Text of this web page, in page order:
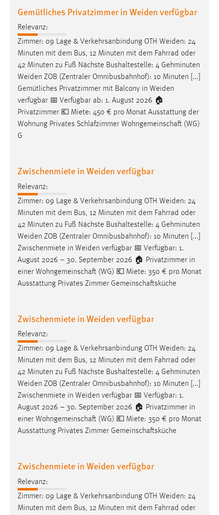
Gemütliches Privatzimmer in Weiden verfügbar
Relevanz:
Zimmer: 09 Lage & Verkehrsanbindung OTH Weiden: 24
Minuten mit dem Bus, 12 Minuten mit dem Fahrrad oder
42 Minuten zu Fuß Nächste Bushaltestelle: 4 Gehminuten
Weiden ZOB (Zentraler Omnibusbahnhof): 10 Minuten [...]
Gemütliches Privatzimmer mit Balcony in Weiden
verfügbar 📅 Verfügbar ab: 1. August 2026 🏠
Privatzimmer 💶 Miete: 450 € pro Monat Ausstattung der
Wohnung Privates Schlafzimmer Wohngemeinschaft (WG)
G
Zwischenmiete in Weiden verfügbar
Relevanz:
Zimmer: 09 Lage & Verkehrsanbindung OTH Weiden: 24
Minuten mit dem Bus, 12 Minuten mit dem Fahrrad oder
42 Minuten zu Fuß Nächste Bushaltestelle: 4 Gehminuten
Weiden ZOB (Zentraler Omnibusbahnhof): 10 Minuten [...]
Zwischenmiete in Weiden verfügbar 📅 Verfügbar: 1.
August 2026 – 30. September 2026 🏠 Privatzimmer in
einer Wohngemeinschaft (WG) 💶 Miete: 350 € pro Monat
Ausstattung Privates Zimmer Gemeinschaftsküche
Zwischenmiete in Weiden verfügbar
Relevanz:
Zimmer: 09 Lage & Verkehrsanbindung OTH Weiden: 24
Minuten mit dem Bus, 12 Minuten mit dem Fahrrad oder
42 Minuten zu Fuß Nächste Bushaltestelle: 4 Gehminuten
Weiden ZOB (Zentraler Omnibusbahnhof): 10 Minuten [...]
Zwischenmiete in Weiden verfügbar 📅 Verfügbar: 1.
August 2026 – 30. September 2026 🏠 Privatzimmer in
einer Wohngemeinschaft (WG) 💶 Miete: 350 € pro Monat
Ausstattung Privates Zimmer Gemeinschaftsküche
Zwischenmiete in Weiden verfügbar
Relevanz:
Zimmer: 09 Lage & Verkehrsanbindung OTH Weiden: 24
Minuten mit dem Bus, 12 Minuten mit dem Fahrrad oder